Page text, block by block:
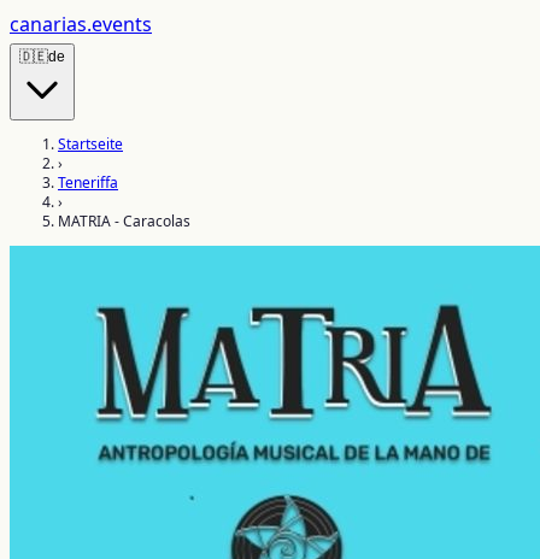
canarias.events
🇩🇪de
Startseite
›
Teneriffa
›
MATRIA - Caracolas